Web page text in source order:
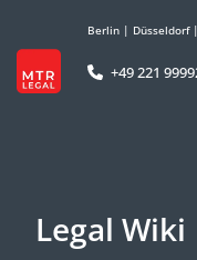
Berlin | Düsseldorf|
+49 221
Legal Wiki